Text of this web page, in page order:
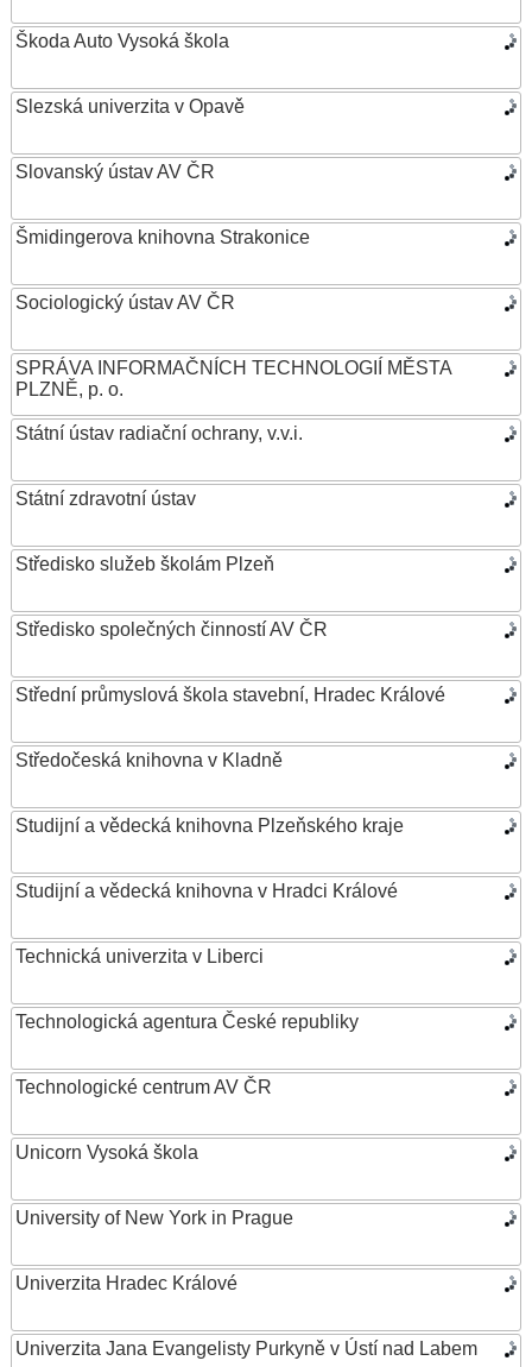
Škoda Auto Vysoká škola
Slezská univerzita v Opavě
Slovanský ústav AV ČR
Šmidingerova knihovna Strakonice
Sociologický ústav AV ČR
SPRÁVA INFORMAČNÍCH TECHNOLOGIÍ MĚSTA
PLZNĚ, p. o.
Státní ústav radiační ochrany, v.v.i.
Státní zdravotní ústav
Středisko služeb školám Plzeň
Středisko společných činností AV ČR
Střední průmyslová škola stavební, Hradec Králové
Středočeská knihovna v Kladně
Studijní a vědecká knihovna Plzeňského kraje
Studijní a vědecká knihovna v Hradci Králové
Technická univerzita v Liberci
Technologická agentura České republiky
Technologické centrum AV ČR
Unicorn Vysoká škola
University of New York in Prague
Univerzita Hradec Králové
Univerzita Jana Evangelisty Purkyně v Ústí nad Labem